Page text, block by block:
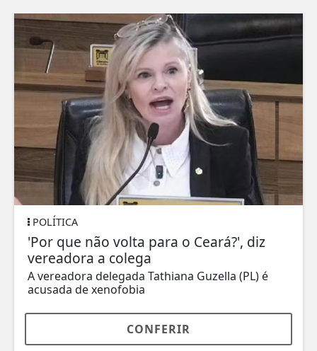
POLÍTICA
'Por que não volta para o Ceará?', diz
vereadora a colega
A vereadora delegada Tathiana Guzella (PL) é
acusada de xenofobia
CONFERIR